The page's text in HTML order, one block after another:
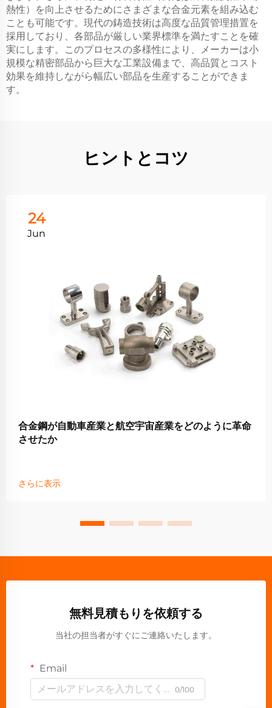
熱性）を向上させるためにさまざまな合金元素を組み込む
ことも可能です。現代の鋳造技術は高度な品質管理措置を
採用しており、各部品が厳しい業界標準を満たすことを確
実にします。このプロセスの多様性により、メーカーは小
規模な精密部品から巨大な工業設備まで、高品質とコスト
効果を維持しながら幅広い部品を生産することができま
す。
ヒントとコツ
24
Jun
合金鋼が自動車産業と航空宇宙産業をどのように革命
させたか
さらに表示
無料見積もりを依頼する
当社の担当者がすぐにご連絡いたします。
Email
0/100